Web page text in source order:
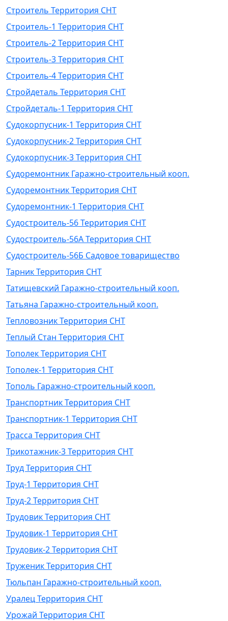
Строитель Территория СНТ
Строитель-1 Территория СНТ
Строитель-2 Территория СНТ
Строитель-3 Территория СНТ
Строитель-4 Территория СНТ
Стройдеталь Территория СНТ
Стройдеталь-1 Территория СНТ
Судокорпусник-1 Территория СНТ
Судокорпусник-2 Территория СНТ
Судокорпусник-3 Территория СНТ
Судоремонтник Гаражно-строительный кооп.
Судоремонтник Территория СНТ
Судоремонтник-1 Территория СНТ
Судостроитель-56 Территория СНТ
Судостроитель-56А Территория СНТ
Судостроитель-56Б Садовое товарищество
Тарник Территория СНТ
Татищевский Гаражно-строительный кооп.
Татьяна Гаражно-строительный кооп.
Тепловозник Территория СНТ
Теплый Стан Территория СНТ
Тополек Территория СНТ
Тополек-1 Территория СНТ
Тополь Гаражно-строительный кооп.
Транспортник Территория СНТ
Транспортник-1 Территория СНТ
Трасса Территория СНТ
Трикотажник-3 Территория СНТ
Труд Территория СНТ
Труд-1 Территория СНТ
Труд-2 Территория СНТ
Трудовик Территория СНТ
Трудовик-1 Территория СНТ
Трудовик-2 Территория СНТ
Труженик Территория СНТ
Тюльпан Гаражно-строительный кооп.
Уралец Территория СНТ
Урожай Территория СНТ